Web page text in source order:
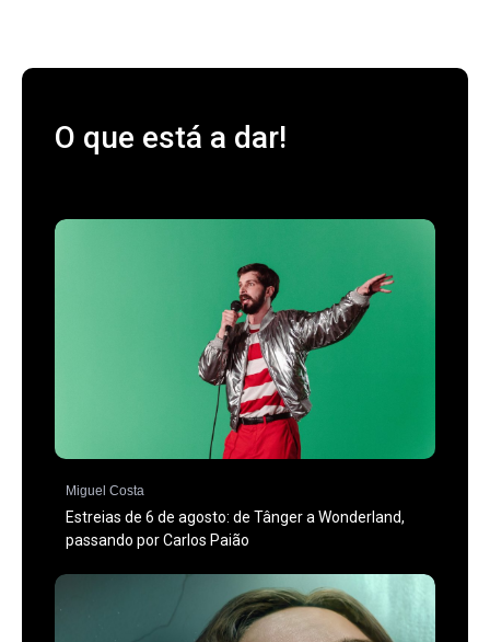
O que está a dar!
Miguel Costa
Estreias de 6 de agosto: de Tânger a Wonderland,
passando por Carlos Paião